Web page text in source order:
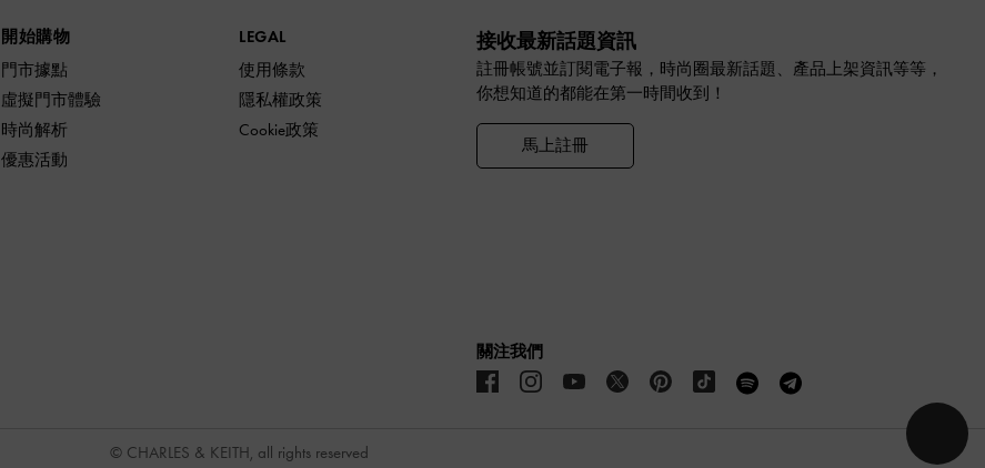
開始購物
門市據點
虛擬門市體驗
時尚解析
優惠活動
LEGAL
使用條款
隱私權政策
Cookie政策
接收最新話題資訊
註冊帳號並訂閱電子報，時尚圈最新話題、產品上架資訊等等，
你想知道的都能在第一時間收到！
馬上註冊
關注我們
© CHARLES & KEITH, all rights reserved